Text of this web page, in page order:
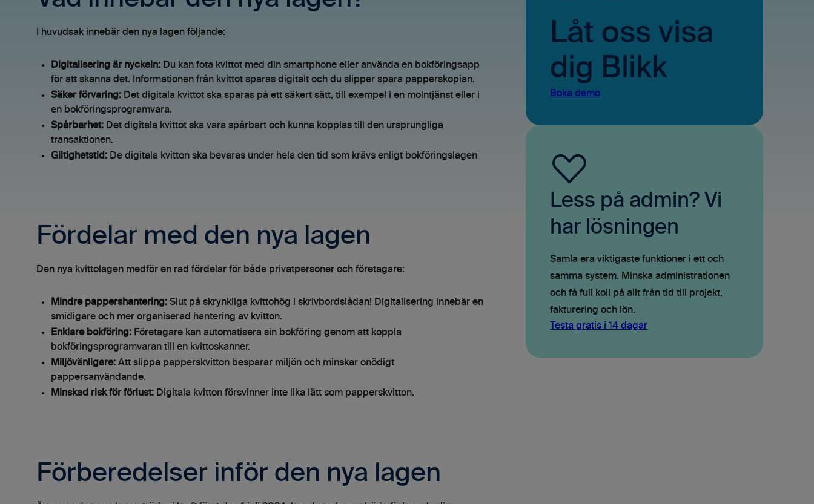
I huvudsak innebär den nya lagen följande:
Digitalisering är nyckeln: Du kan fota kvittot med din smartphone eller använda en bokföringsapp
för att skanna det. Informationen från kvittot sparas digitalt och du slipper spara papperskopian.
Säker förvaring: Det digitala kvittot ska sparas på ett säkert sätt, till exempel i en molntjänst eller i
en bokföringsprogramvara.
Spårbarhet: Det digitala kvittot ska vara spårbart och kunna kopplas till den ursprungliga
transaktionen.
Giltighetstid: De digitala kvitton ska bevaras under hela den tid som krävs enligt bokföringslagen
Fördelar med den nya lagen
Den nya kvittolagen medför en rad fördelar för både privatpersoner och företagare:
Mindre pappershantering: Slut på skrynkliga kvittohög i skrivbordslådan! Digitalisering innebär en
smidigare och mer organiserad hantering av kvitton.
Enklare bokföring: Företagare kan automatisera sin bokföring genom att koppla
bokföringsprogramvaran till en kvittoskanner.
Miljövänligare: Att slippa papperskvitton besparar miljön och minskar onödigt
pappersanvändande.
Minskad risk för förlust: Digitala kvitton försvinner inte lika lätt som papperskvitton.
Förberedelser inför den nya lagen
Låt oss visa
dig Blikk
Boka demo
Less på admin? Vi
har lösningen
Samla era viktigaste funktioner i ett och
samma system. Minska administrationen
och få full koll på allt från tid till projekt,
fakturering och lön.
Testa gratis i 14 dagar